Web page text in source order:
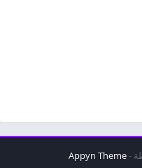
Appyn Theme